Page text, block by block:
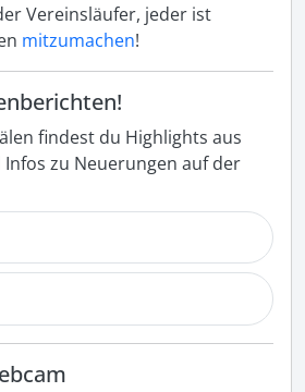
Vereinsläufer, jeder ist
mitzumachen!
findest du Highlights aus
zu Neuerungen auf der